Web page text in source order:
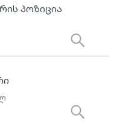
პოზიცია